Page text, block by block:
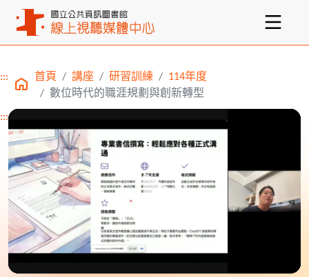
主要內容區塊
::: 首頁 講座 研習訓練
114年度
數位時代的職涯規劃與創新轉型
:::